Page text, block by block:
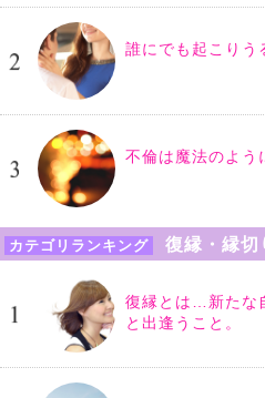
誰にでも起こりう
不倫は魔法のよう
カテゴリランキング 復縁・縁切
復縁とは…新たな
と出逢うこと。